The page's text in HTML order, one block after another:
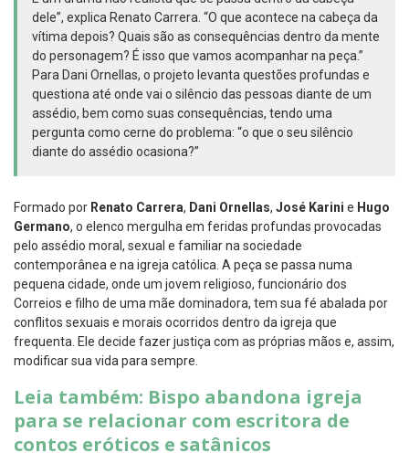
dele”, explica Renato Carrera. “O que acontece na cabeça da
vítima depois? Quais são as consequências dentro da mente
do personagem? É isso que vamos acompanhar na peça.”
Para Dani Ornellas, o projeto levanta questões profundas e
questiona até onde vai o silêncio das pessoas diante de um
assédio, bem como suas consequências, tendo uma
pergunta como cerne do problema: “o que o seu silêncio
diante do assédio ocasiona?”
Formado por Renato Carrera, Dani Ornellas, José Karini e Hugo
Germano, o elenco mergulha em feridas profundas provocadas
pelo assédio moral, sexual e familiar na sociedade
contemporânea e na igreja católica. A peça se passa numa
pequena cidade, onde um jovem religioso, funcionário dos
Correios e filho de uma mãe dominadora, tem sua fé abalada por
conflitos sexuais e morais ocorridos dentro da igreja que
frequenta. Ele decide fazer justiça com as próprias mãos e, assim,
modificar sua vida para sempre.
Leia também: Bispo abandona igreja
para se relacionar com escritora de
contos eróticos e satânicos